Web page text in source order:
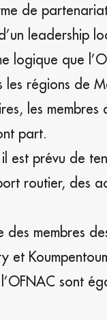
de
leadership
logique que
régions de
les
part.
est prévu de
routier, des
des membres
et
l’OFNAC sont